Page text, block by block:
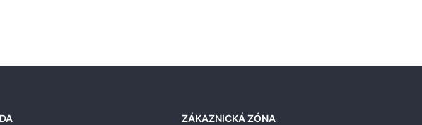
ZÁKAZNICKÁ ZÓNA